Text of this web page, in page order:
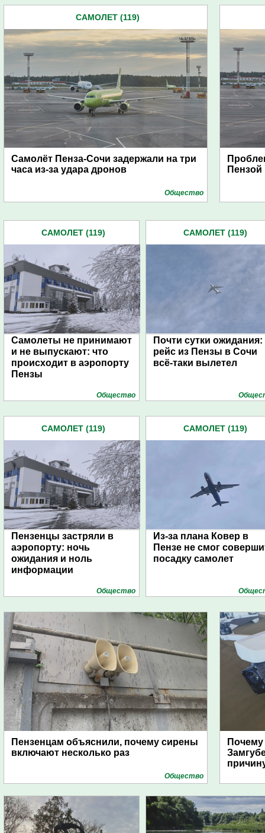
САМОЛЕТ (119)
Самолёт Пенза-Сочи задержали на три
часа из-за удара дронов
Общество
САМОЛЕТ (119)
Самолеты не принимают
и не выпускают: что
происходит в аэропорту
Пензы
Общество
САМОЛЕТ (119)
Почти сутки ожидания:
рейс из Пензы в Сочи
всё-таки вылетел
САМОЛЕТ (119)
Пензенцы застряли в
аэропорту: ночь
ожидания и ноль
информации
Общество
САМОЛЕТ (119)
Из-за плана Ковер в
Пензе не смог
посадку самолет
Пензенцам объяснили, почему сирены
включают несколько раз
Общество